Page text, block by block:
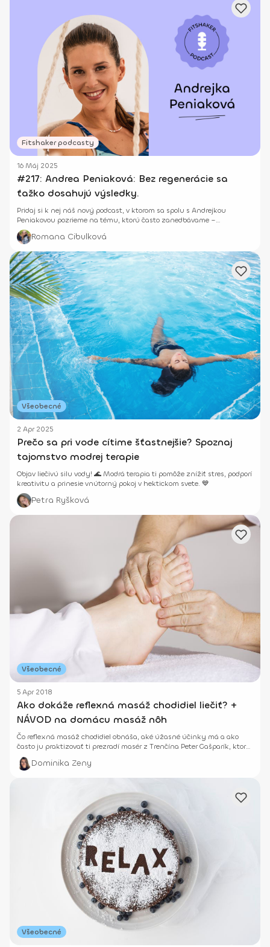
Fitshaker podcasty
16 Máj 2025
#217: Andrea Peniaková: Bez regenerácie sa
ťažko dosahujú výsledky.
Pridaj si k nej náš nový podcast, v ktorom sa spolu s Andrejkou
Peniakovou pozrieme na tému, ktorú často zanedbávame –
regeneráciu.
Romana Cibulková
Všeobecné
2 Apr 2025
Prečo sa pri vode cítime šťastnejšie? Spoznaj
tajomstvo modrej terapie
Objav liečivú silu vody! 🌊 Modrá terapia ti pomôže znížiť stres, podporí
kreativitu a prinesie vnútorný pokoj v hektickom svete. 💙
Petra Ryšková
Všeobecné
5 Apr 2018
Ako dokáže reflexná masáž chodidiel liečiť? +
NÁVOD na domácu masáž nôh
Čo reflexná masáž chodidiel obnáša, aké úžasné účinky má a ako
často ju praktizovať ti prezradí masér z Trenčína Peter Gašparík, ktorý
sa masírovaniu venuje už 7 rokov.
Dominika Zeny
Všeobecné